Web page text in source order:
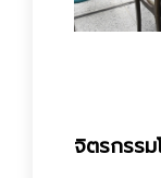
จิตรกรร